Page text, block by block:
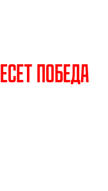
победа